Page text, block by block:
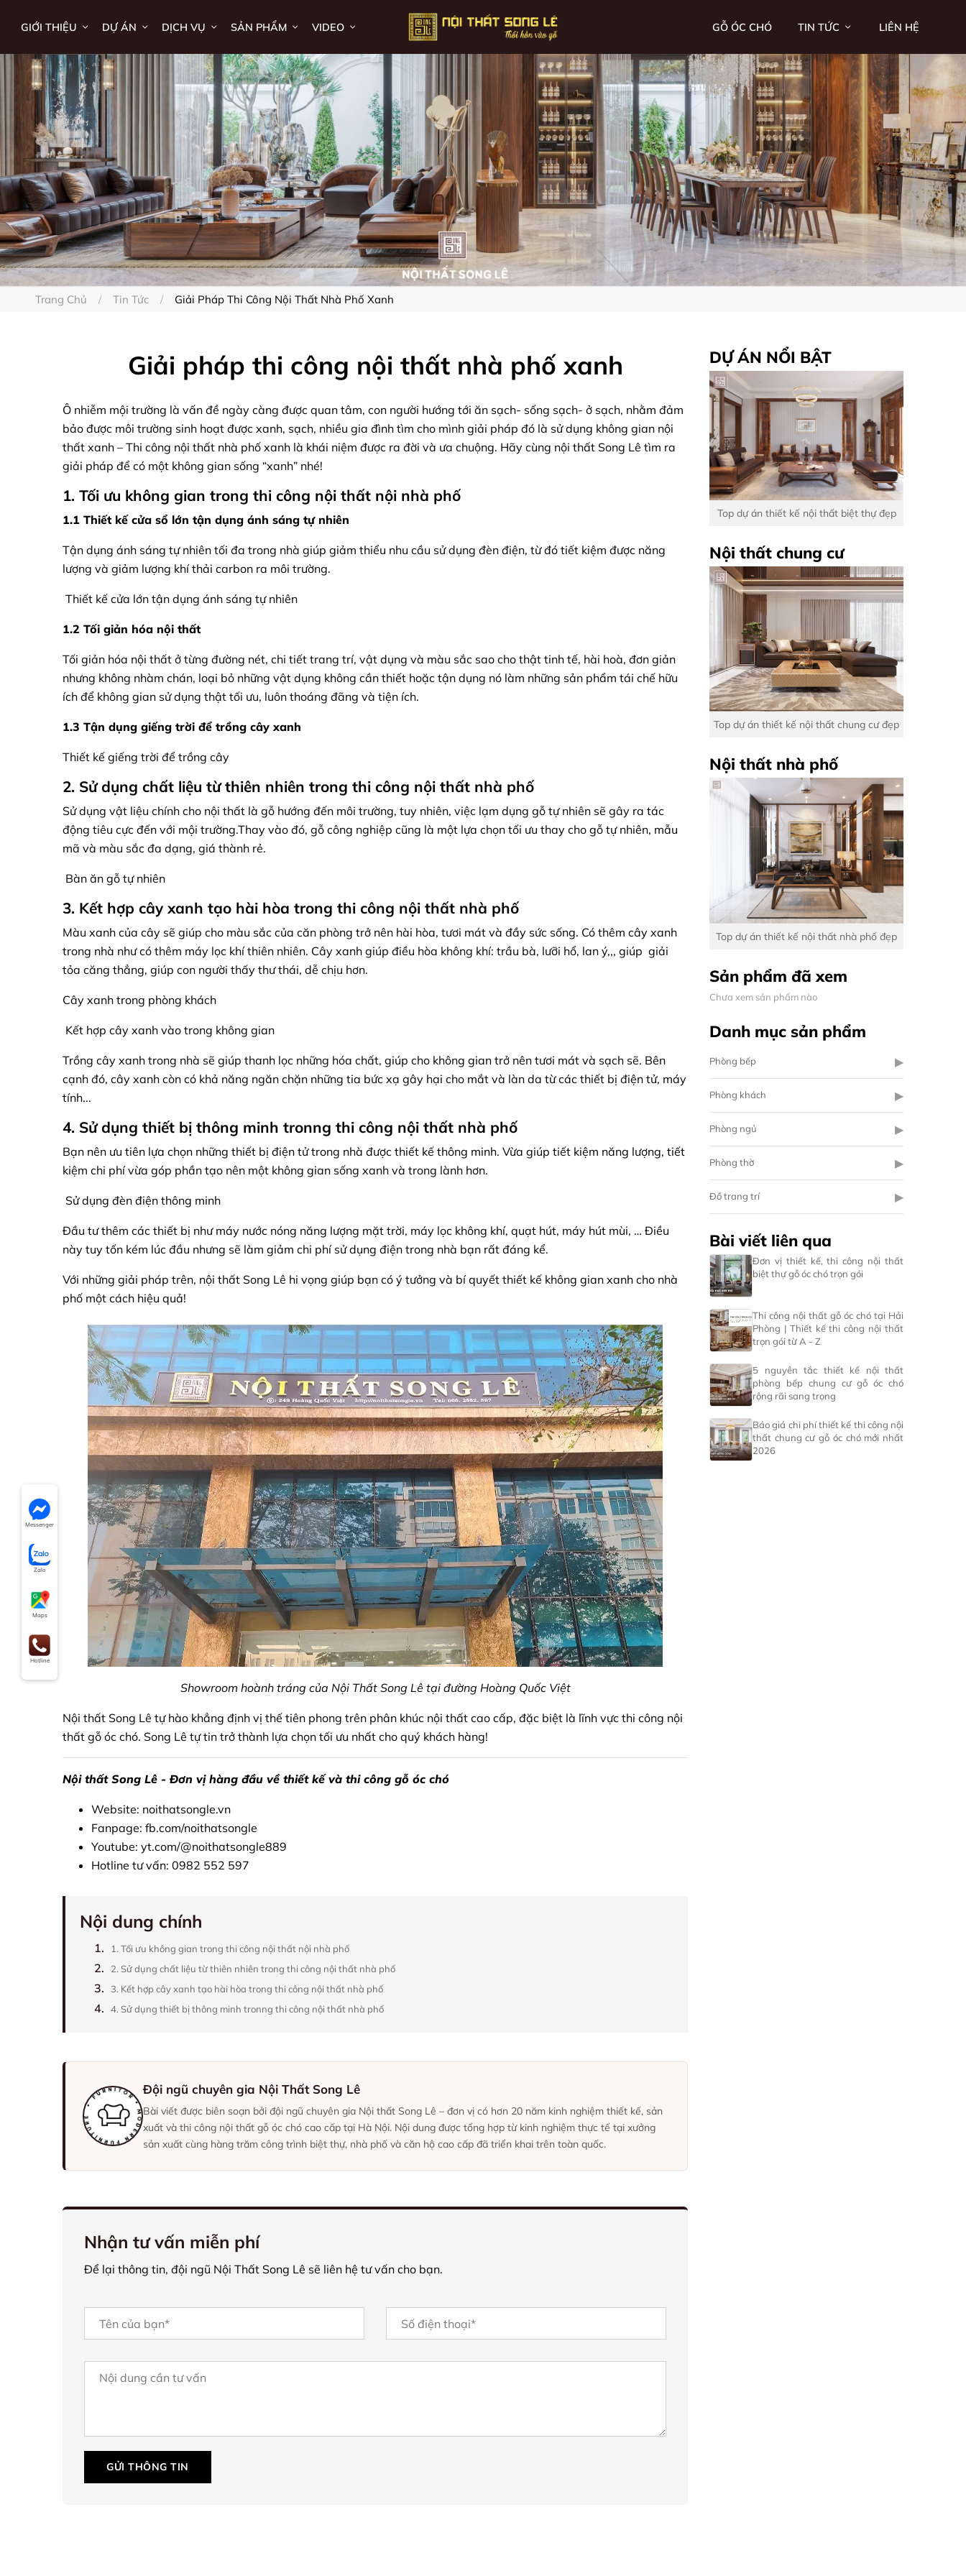
Messenger
Zalo
Maps
Hotline
GIỚI THIỆU DỰ ÁN DỊCH VỤ SẢN PHẨM VIDEO GỖ ÓC CHÓ TIN TỨC LIÊN HỆ
Trang Chủ Tin Tức Giải Pháp Thi Công Nội Thất Nhà Phố Xanh
Giải pháp thi công nội thất nhà phố xanh
Ô nhiễm mội trường là vấn đề ngày càng được quan tâm, con người hướng tới ăn sạch- sống sạch- ở sạch, nhằm đảm
bảo được môi trường sinh hoạt được xanh, sạch, nhiều gia đình tìm cho mình giải pháp đó là sử dụng không gian nội
thất xanh – Thi công nội thất nhà phố xanh là khái niệm được ra đời và ưa chuộng. Hãy cùng nội thất Song Lê tìm ra
giải pháp để có một không gian sống “xanh” nhé!
1. Tối ưu không gian trong thi công nội thất nội nhà phố
1.1 Thiết kế cửa sổ lớn tận dụng ánh sáng tự nhiên
Tận dụng ánh sáng tự nhiên tối đa trong nhà giúp giảm thiểu nhu cầu sử dụng đèn điện, từ đó tiết kiệm được năng
lượng và giảm lượng khí thải carbon ra môi trường.
Thiết kế cửa lớn tận dụng ánh sáng tự nhiên
1.2 Tối giản hóa nội thất
Tối giản hóa nội thất ở từng đường nét, chi tiết trang trí, vật dụng và màu sắc sao cho thật tinh tế, hài hoà, đơn giản
nhưng không nhàm chán, loại bỏ những vật dụng không cần thiết hoặc tận dụng nó làm những sản phẩm tái chế hữu
ích để không gian sử dụng thật tối ưu, luôn thoáng đãng và tiện ích.
1.3 Tận dụng giếng trời để trồng cây xanh
Thiết kế giếng trời để trồng cây
2. Sử dụng chất liệu từ thiên nhiên trong thi công nội thất nhà phố
Sử dụng vật liệu chính cho nội thất là gỗ hướng đến môi trường, tuy nhiên, việc lạm dụng gỗ tự nhiên sẽ gây ra tác
động tiêu cực đến với mội trường.Thay vào đó, gỗ công nghiệp cũng là một lựa chọn tối ưu thay cho gỗ tự nhiên, mẫu
mã và màu sắc đa dạng, giá thành rẻ.
Bàn ăn gỗ tự nhiên
3. Kết hợp cây xanh tạo hài hòa trong thi công nội thất nhà phố
Màu xanh của cây sẽ giúp cho màu sắc của căn phòng trở nên hài hòa, tươi mát và đầy sức sống. Có thêm cây xanh
trong nhà như có thêm máy lọc khí thiên nhiên. Cây xanh giúp điều hòa không khí: trầu bà, lưỡi hổ, lan ý,,, giúp giải
tỏa căng thẳng, giúp con người thấy thư thái, dễ chịu hơn.
Cây xanh trong phòng khách
Kết hợp cây xanh vào trong không gian
Trồng cây xanh trong nhà sẽ giúp thanh lọc những hóa chất, giúp cho không gian trở nên tươi mát và sạch sẽ. Bên
cạnh đó, cây xanh còn có khả năng ngăn chặn những tia bức xạ gây hại cho mắt và làn da từ các thiết bị điện tử, máy
tính...
4. Sử dụng thiết bị thông minh tronng thi công nội thất nhà phố
Bạn nên ưu tiên lựa chọn những thiết bị điện tử trong nhà được thiết kế thông minh. Vừa giúp tiết kiệm năng lượng, tiết
kiệm chi phí vừa góp phần tạo nên một không gian sống xanh và trong lành hơn.
Sử dụng đèn điện thông minh
Đầu tư thêm các thiết bị như máy nước nóng năng lượng mặt trời, máy lọc không khí, quạt hút, máy hút mùi, … Điều
này tuy tốn kém lúc đầu nhưng sẽ làm giảm chi phí sử dụng điện trong nhà bạn rất đáng kể.
Với những giải pháp trên, nội thất Song Lê hi vọng giúp bạn có ý tưởng và bí quyết thiết kế không gian xanh cho nhà
phố một cách hiệu quả!
Showroom hoành tráng của Nội Thất Song Lê tại đường Hoàng Quốc Việt
Nội thất Song Lê tự hào khẳng định vị thế tiên phong trên phân khúc nội thất cao cấp, đặc biệt là lĩnh vực thi công nội
thất gỗ óc chó. Song Lê tự tin trở thành lựa chọn tối ưu nhất cho quý khách hàng!
Nội thất Song Lê - Đơn vị hàng đầu về thiết kế và thi công gỗ óc chó
Website: noithatsongle.vn
Fanpage: fb.com/noithatsongle
Youtube: yt.com/@noithatsongle889
Hotline tư vấn: 0982 552 597
Nội dung chính
1. 1. Tối ưu không gian trong thi công nội thất nội nhà phố
2. 2. Sử dụng chất liệu từ thiên nhiên trong thi công nội thất nhà phố
3. 3. Kết hợp cây xanh tạo hài hòa trong thi công nội thất nhà phố
4. 4. Sử dụng thiết bị thông minh tronng thi công nội thất nhà phố
Đội ngũ chuyên gia Nội Thất Song Lê
Bài viết được biên soạn bởi đội ngũ chuyên gia Nội thất Song Lê – đơn vị có hơn 20 năm kinh nghiệm thiết kế, sản
xuất và thi công nội thất gỗ óc chó cao cấp tại Hà Nội. Nội dung được tổng hợp từ kinh nghiệm thực tế tại xưởng
sản xuất cùng hàng trăm công trình biệt thự, nhà phố và căn hộ cao cấp đã triển khai trên toàn quốc.
Nhận tư vấn miễn phí
Để lại thông tin, đội ngũ Nội Thất Song Lê sẽ liên hệ tư vấn cho bạn.
GỬI THÔNG TIN
DỰ ÁN NỔI BẬT
Top dự án thiết kế nội thất biệt thự đẹp
Nội thất chung cư
Top dự án thiết kế nội thất chung cư đẹp
Nội thất nhà phố
Top dự án thiết kế nội thất nhà phố đẹp
Sản phẩm đã xem
Chưa xem sản phẩm nào
Danh mục sản phẩm
Phòng bếp ▶
Phòng khách ▶
Phòng ngủ ▶
Phòng thờ ▶
Đồ trang trí ▶
Bài viết liên qua
Đơn vị thiết kế, thi công nội thất
biệt thự gỗ óc chó trọn gói
Thi công nội thất gỗ óc chó tại Hải
Phòng | Thiết kế thi công nội thất
trọn gói từ A - Z
5 nguyên tắc thiết kế nội thất
phòng bếp chung cư gỗ óc chó
rộng rãi sang trọng
Báo giá chi phí thiết kế thi công nội
thất chung cư gỗ óc chó mới nhất
2026